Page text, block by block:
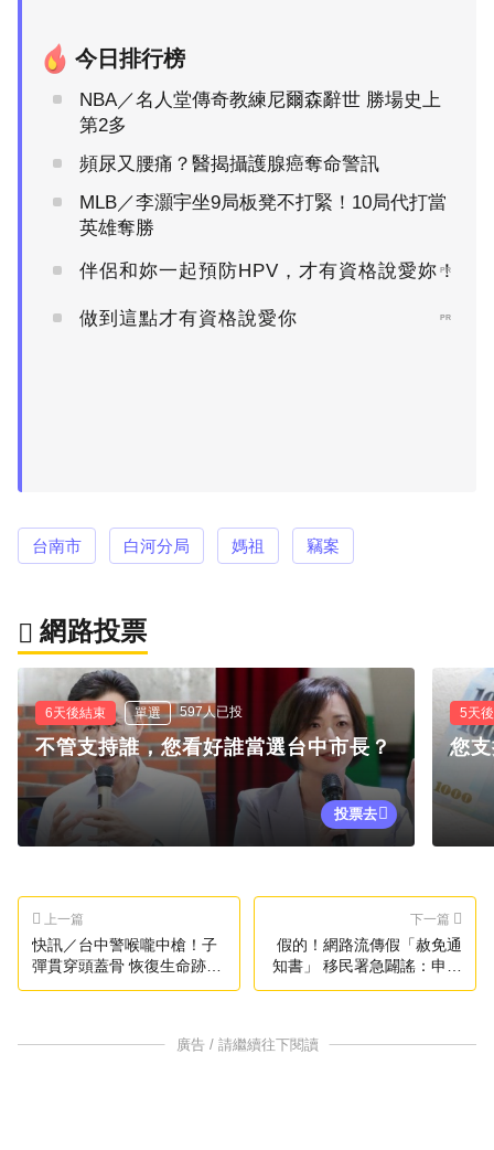
今日排行榜
NBA／名人堂傳奇教練尼爾森辭世 勝場史上
第2多
頻尿又腰痛？醫揭攝護腺癌奪命警訊
MLB／李灝宇坐9局板凳不打緊！10局代打當
英雄奪勝
伴侶和妳一起預防HPV，才有資格說愛妳！
PR
做到這點才有資格說愛你 PR
台南市 白河分局 媽祖 竊案
網路投票
6天後結束 單選 597人已投
不管支持誰，您看好誰當選台中市長？
投票去
5天
您
上一篇
快訊／台中警喉嚨中槍！子
彈貫穿頭蓋骨 恢復生命跡象
了
下一篇
假的！網路流傳假「赦免通
知書」 移民署急闢謠：申辦
免錢
廣告 / 請繼續往下閱讀